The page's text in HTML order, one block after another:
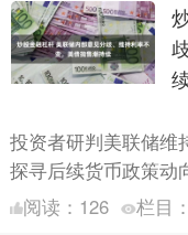
投资者研判美联储维
探寻后续货币政策动
势。 美国东部时间
阅读： 126 栏目：